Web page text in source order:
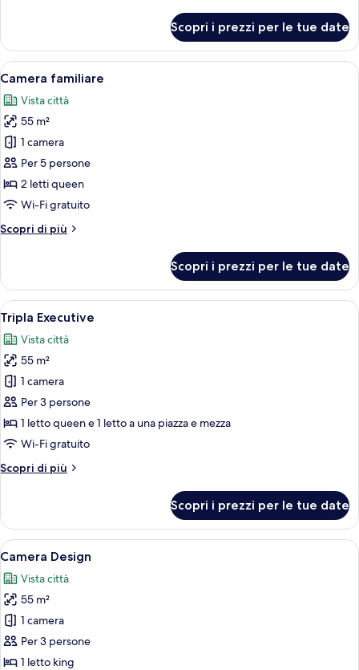
Deluxe
Scopri i prezzi per le tue date
Apri
tutte
le
foto
per
Camera
familiare
Una camera d'albergo con divano,
9
Camera familiare
Vista città
55 m²
1 camera
Per 5 persone
2 letti queen
Wi-Fi gratuito
Scopri di più
Altri
familiare
Scopri i prezzi per le tue date
Apri
tutte
le
foto
per
Tripla
Executive
Una camera d'albergo con un letto,
9
Tripla Executive
Vista città
55 m²
1 camera
Per 3 persone
1 letto queen e 1 letto a una piazza e mezza
Wi-Fi gratuito
Scopri di più
Altri
Executive
Scopri i prezzi per le tue date
Apri
tutte
le
foto
per
Camera
Design
Un soggiorno moderno con un
12
Camera Design
Vista città
55 m²
1 camera
Per 3 persone
1 letto king